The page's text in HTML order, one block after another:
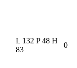
L 132 P 48 H
83
0